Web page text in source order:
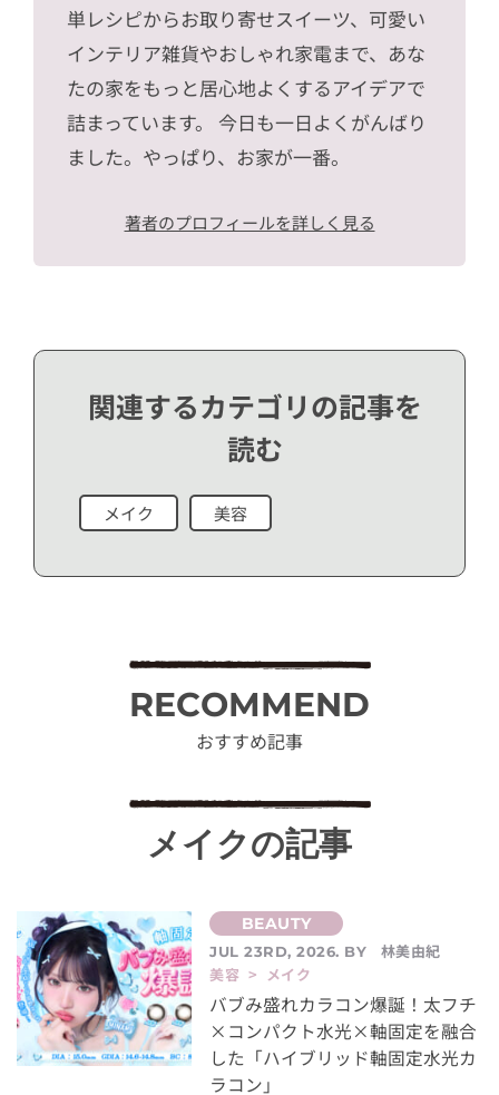
単レシピからお取り寄せスイーツ、可愛い
インテリア雑貨やおしゃれ家電まで、あな
たの家をもっと居心地よくするアイデアで
詰まっています。 今日も一日よくがんばり
ました。やっぱり、お家が一番。
著者のプロフィールを詳しく見る
関連するカテゴリの記事を
読む
メイク 美容
RECOMMEND
おすすめ記事
メイクの記事
JUL 23RD, 2026. BY
林美由紀
美容 > メイク
バブみ盛れカラコン爆誕！太フチ
×コンパクト水光×軸固定を融合
した「ハイブリッド軸固定水光カ
ラコン」